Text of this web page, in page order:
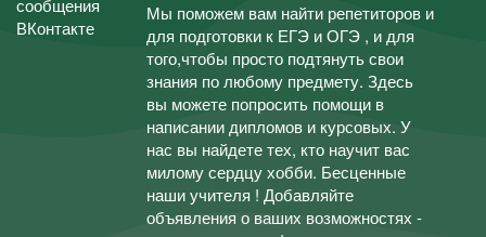
Мы поможем вам найти репетиторов и
для подготовки к ЕГЭ и ОГЭ , и для
того,чтобы просто подтянуть свои
знания по любому предмету. Здесь
вы можете попросить помощи в
написании дипломов и курсовых. У
нас вы найдете тех, кто научит вас
милому сердцу хобби. Бесценные
наши учителя ! Добавляйте
объявления о ваших возможностях -